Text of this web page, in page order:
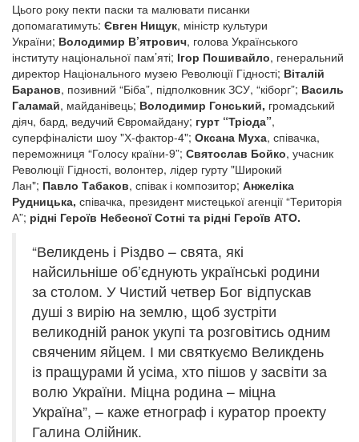
Цього року пекти паски та малювати писанки
допомагатимуть: Євген Нищук, міністр культури
України; Володимир В’ятрович, голова Українського
інституту національної пам’яті; Ігор Пошивайло, генеральний
директор Національного музею Революції Гідності; Віталій
Баранов, позивний “Біба”, підполковник ЗСУ, “кіборг”; Василь
Галамай, майданівець; Володимир Гонський, громадський
діяч, бард, ведучий Євромайдану; гурт “Тріода”,
суперфіналісти шоу "Х-фактор-4"; Оксана Муха, співачка,
переможниця “Голосу країни-9”; Святослав Бойко, учасник
Революції Гідності, волонтер, лідер гурту "Широкий
Лан"; Павло Табаков, співак і композитор; Анжеліка
Рудницька, співачка, президент мистецької агенції “Територія
А”; рідні Героїв Небесної Сотні та рідні Героїв АТО.
“Великдень і Різдво – свята, які
найсильніше об’єднують українські родини
за столом. У Чистий четвер Бог відпускав
душі з вирію на землю, щоб зустріти
великодній ранок укупі та розговітись одним
свяченим яйцем. І ми святкуємо Великдень
із пращурами й усіма, хто пішов у засвіти за
волю України. Міцна родина – міцна
Україна”, – каже етнограф і куратор проекту
Галина Олійник.